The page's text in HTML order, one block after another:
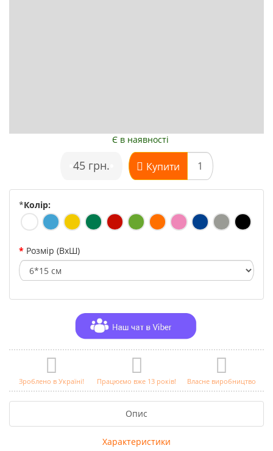
Є в наявності
45 грн. Купити
*Колір:
Розмір (ВхШ)
Зроблено в Україні! Працюємо вже 13 років! Власне виробництво
Опис
Характеристики